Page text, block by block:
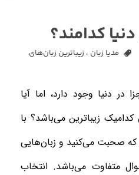
کدامند؟
مدیا زبان ، زیباترین زبان‌های
6900 زبان مجزا در دنیا وجود دارد، اما آیا
زیباترین می‌باشد؟ با
که صحبت می‌کنید و زبان‌هایی
متفاوت می‌باشد. انتخاب